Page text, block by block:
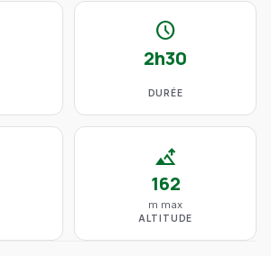
schedule
2h30
DURÉE
altitude
162
m max
ALTITUDE